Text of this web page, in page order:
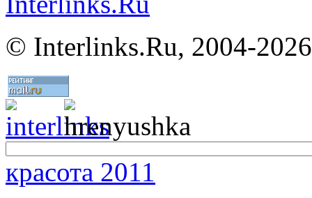
© Interlinks.Ru, 2004-2026
красота 2011